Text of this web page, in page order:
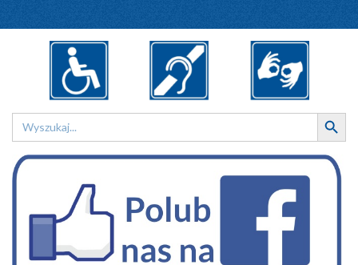
Search
for:
Search Button